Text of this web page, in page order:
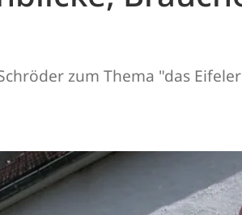
zum Thema "das Eifeler